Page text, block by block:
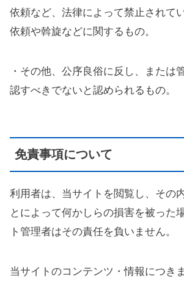
依頼など、法律によって禁止されて
依頼や斡旋などに関するもの。
・その他、公序良俗に反し、または
認すべきでないと認められるもの。
免責事項について
利用者は、当サイトを閲覧し、その
とによって何かしらの損害を被った
ト管理者はその責任を負いません。
当サイトのコンテンツ・情報につき